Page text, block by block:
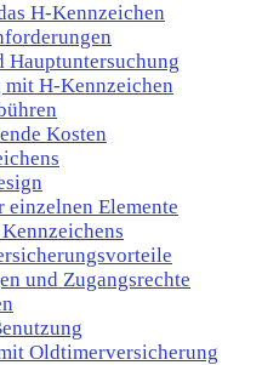
H-Kennzeichen
Hauptuntersuchung
mit H-Kennzeichen
Kosten
einzelnen Elemente
und Zugangsrechte
Oldtimerversicherung